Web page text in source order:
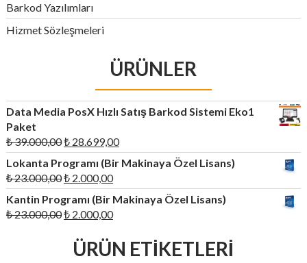
Barkod Yazılımları
Hizmet Sözleşmeleri
ÜRÜNLER
Data Media PosX Hızlı Satış Barkod Sistemi Eko1
Paket
₺39.000,00Orijinal
fiyat:
₺ 39.000,00.
₺28.699,00Şu
andaki
fiyat:
₺ 28.699,00.
Lokanta Programı (Bir Makinaya Özel Lisans)
₺23.000,00Orijinal
fiyat:
₺ 23.000,00.
₺2.000,00Şu
andaki
fiyat:
₺ 2.000,00.
Kantin Programı (Bir Makinaya Özel Lisans)
₺23.000,00Orijinal
₺ 23.000,00.
₺2.000,00Şu
fiyat:
₺ 2.000,00.
ÜRÜN ETIKETLERI